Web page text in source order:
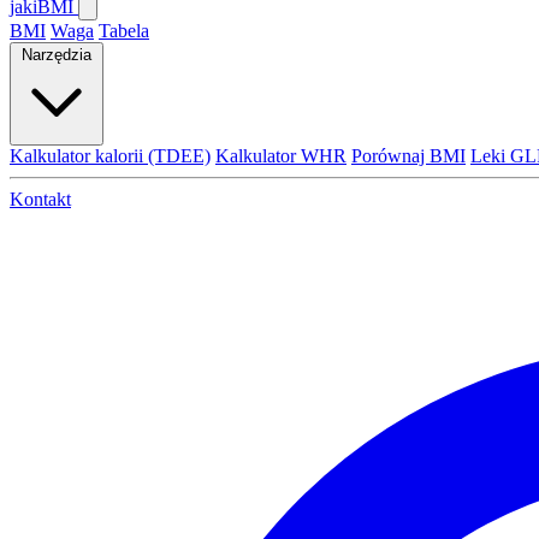
jakiBMI
BMI Waga Tabela
Narzędzia
Kalkulator kalorii (TDEE) Kalkulator WHR Porównaj BMI Leki
Kontakt